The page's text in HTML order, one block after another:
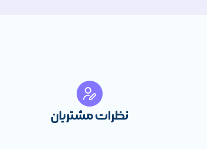
نظرات مشتریان